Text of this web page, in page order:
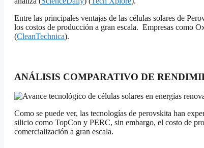
Entre las principales ventajas de las células solares de
los costos de producción a gran escala. Empresas como
(CleanTechnica).
ANÁLISIS COMPARATIVO DE
Como se puede ver, las tecnologías de perovskita han
silicio como TopCon y PERC, sin embargo, el costo de
comercialización a gran escala.